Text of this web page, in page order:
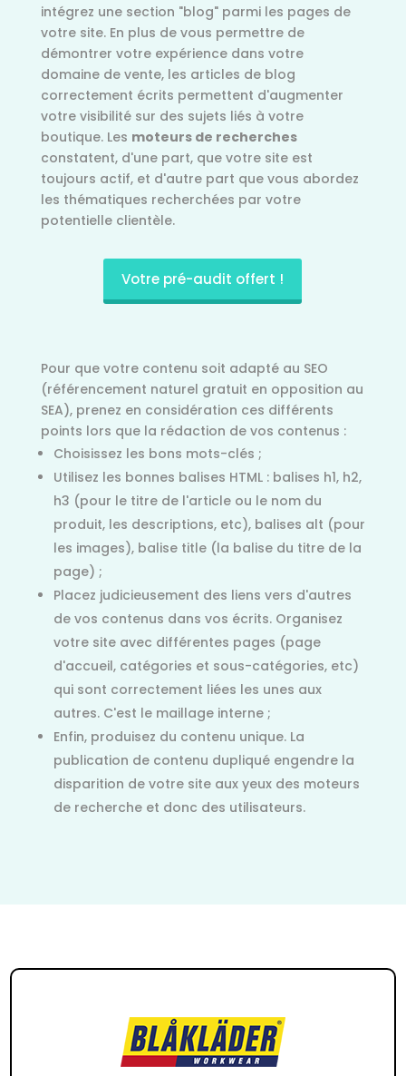
intégrez une section "blog" parmi les pages de
votre site. En plus de vous permettre de
démontrer votre expérience dans votre
domaine de vente, les articles de blog
correctement écrits permettent d'augmenter
votre visibilité sur des sujets liés à votre
boutique. Les moteurs de recherches
constatent, d'une part, que votre site est
toujours actif, et d'autre part que vous abordez
les thématiques recherchées par votre
potentielle clientèle.
Votre pré-audit offert !
Pour que votre contenu soit adapté au SEO
(référencement naturel gratuit en opposition au
SEA), prenez en considération ces différents
points lors que la rédaction de vos contenus :
Choisissez les bons mots-clés ;
Utilisez les bonnes balises HTML : balises h1, h2,
h3 (pour le titre de l'article ou le nom du
produit, les descriptions, etc), balises alt (pour
les images), balise title (la balise du titre de la
page) ;
Placez judicieusement des liens vers d'autres
de vos contenus dans vos écrits. Organisez
votre site avec différentes pages (page
d'accueil, catégories et sous-catégories, etc)
qui sont correctement liées les unes aux
autres. C'est le maillage interne ;
Enfin, produisez du contenu unique. La
publication de contenu dupliqué engendre la
disparition de votre site aux yeux des moteurs
de recherche et donc des utilisateurs.